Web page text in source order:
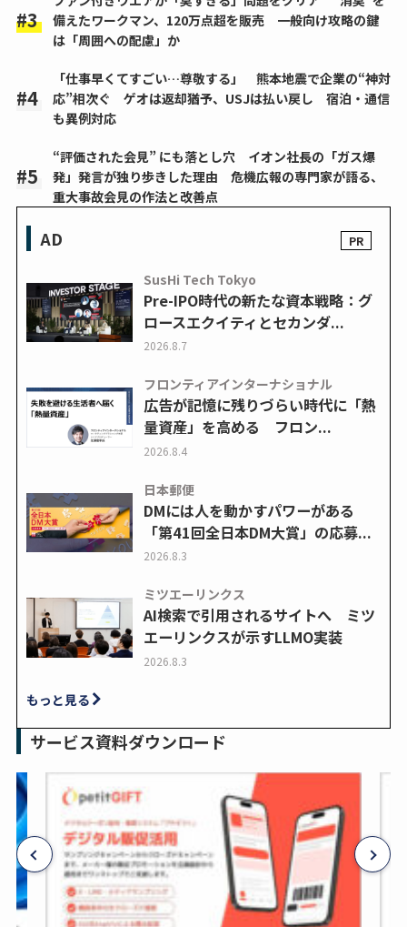
備えたワークマン、120万点超を販売 一般向け攻略の鍵
は「周囲への配慮」か
「仕事早くてすごい…尊敬する」 熊本地震で企業の“神対
応”相次ぐ ゲオは返却猶予、USJは払い戻し 宿泊・通信
も異例対応
“評価された会見” にも落とし穴 イオン社長の「ガス爆
発」発言が独り歩きした理由 危機広報の専門家が語る、
重大事故会見の作法と改善点
AD
SusHi Tech Tokyo
Pre-IPO時代の新たな資本戦略：グ
ロースエクイティとセカンダ...
2026.8.7
フロンティアインターナショナル
広告が記憶に残りづらい時代に「熱
量資産」を高める フロン...
2026.8.4
日本郵便
DMには人を動かすパワーがある
「第41回全日本DM大賞」の応募...
2026.8.3
ミツエーリンクス
AI検索で引用されるサイトへ ミツ
エーリンクスが示すLLMO実装
2026.8.3
もっと見る
サービス資料ダウンロード